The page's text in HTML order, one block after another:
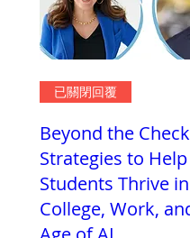
已關閉回覆
Beyond the
Strategies to Help
Students Thrive in
College, Work,